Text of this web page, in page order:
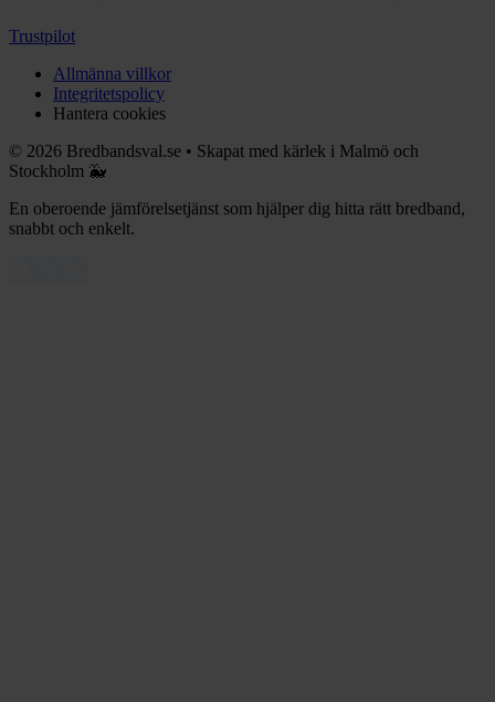
Trustpilot
Allmänna villkor
Integritetspolicy
Hantera cookies
© 2026 Bredbandsval.se • Skapat med kärlek i Malmö och
Stockholm 🐳
En oberoende jämförelsetjänst som hjälper dig hitta rätt bredband,
snabbt och enkelt.